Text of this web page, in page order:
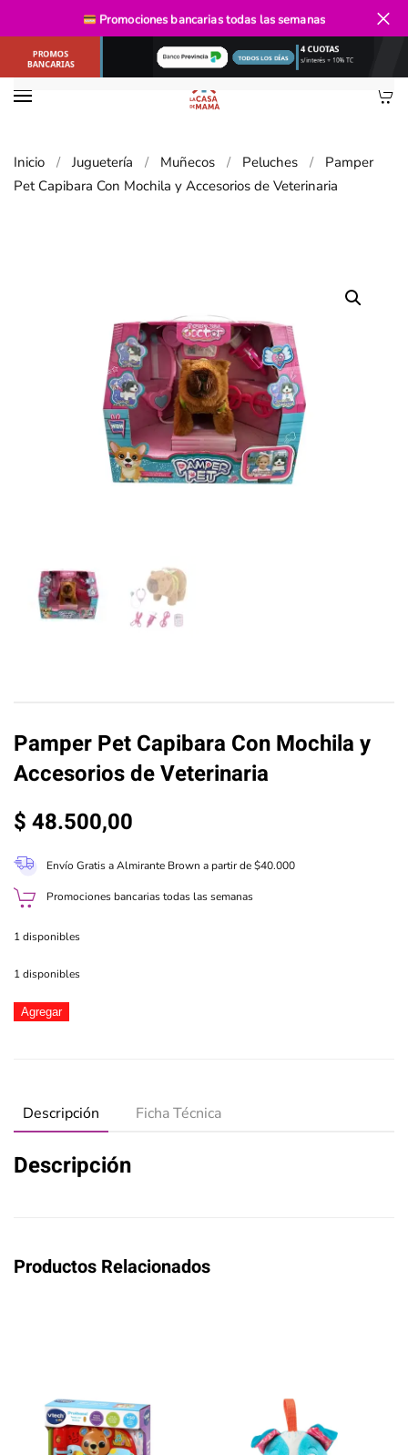
Ir al contenido principal
Inicio Juguetería Muñecos Peluches
Pamper
Pet Capibara Con Mochila y Accesorios de Veterinaria
Pamper Pet Capibara Con Mochila y
Accesorios de Veterinaria
$ 48.500,00
Envío Gratis a Almirante Brown a partir de $40.000
Promociones bancarias todas las semanas
1 disponibles
1 disponibles
Pamper
Accesorios
Veterinaria
Agregar
Descripción Ficha Técnica
Descripción
Productos Relacionados
Envío gratis
desde $40.000
Promociones bancariastodas las semanas